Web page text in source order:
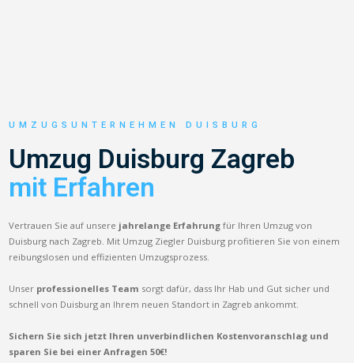
UMZUGSUNTERNEHMEN DUISBURG
Umzug Duisburg Zagreb
mit Erfahren
Vertrauen Sie auf unsere jahrelange Erfahrung für Ihren Umzug von
Duisburg nach Zagreb. Mit Umzug Ziegler Duisburg profitieren Sie von einem
reibungslosen und effizienten Umzugsprozess.
Unser professionelles Team sorgt dafür, dass Ihr Hab und Gut sicher und
schnell von Duisburg an Ihrem neuen Standort in Zagreb ankommt.
Sichern Sie sich jetzt Ihren unverbindlichen Kostenvoranschlag und
sparen Sie bei einer Anfragen 50€!